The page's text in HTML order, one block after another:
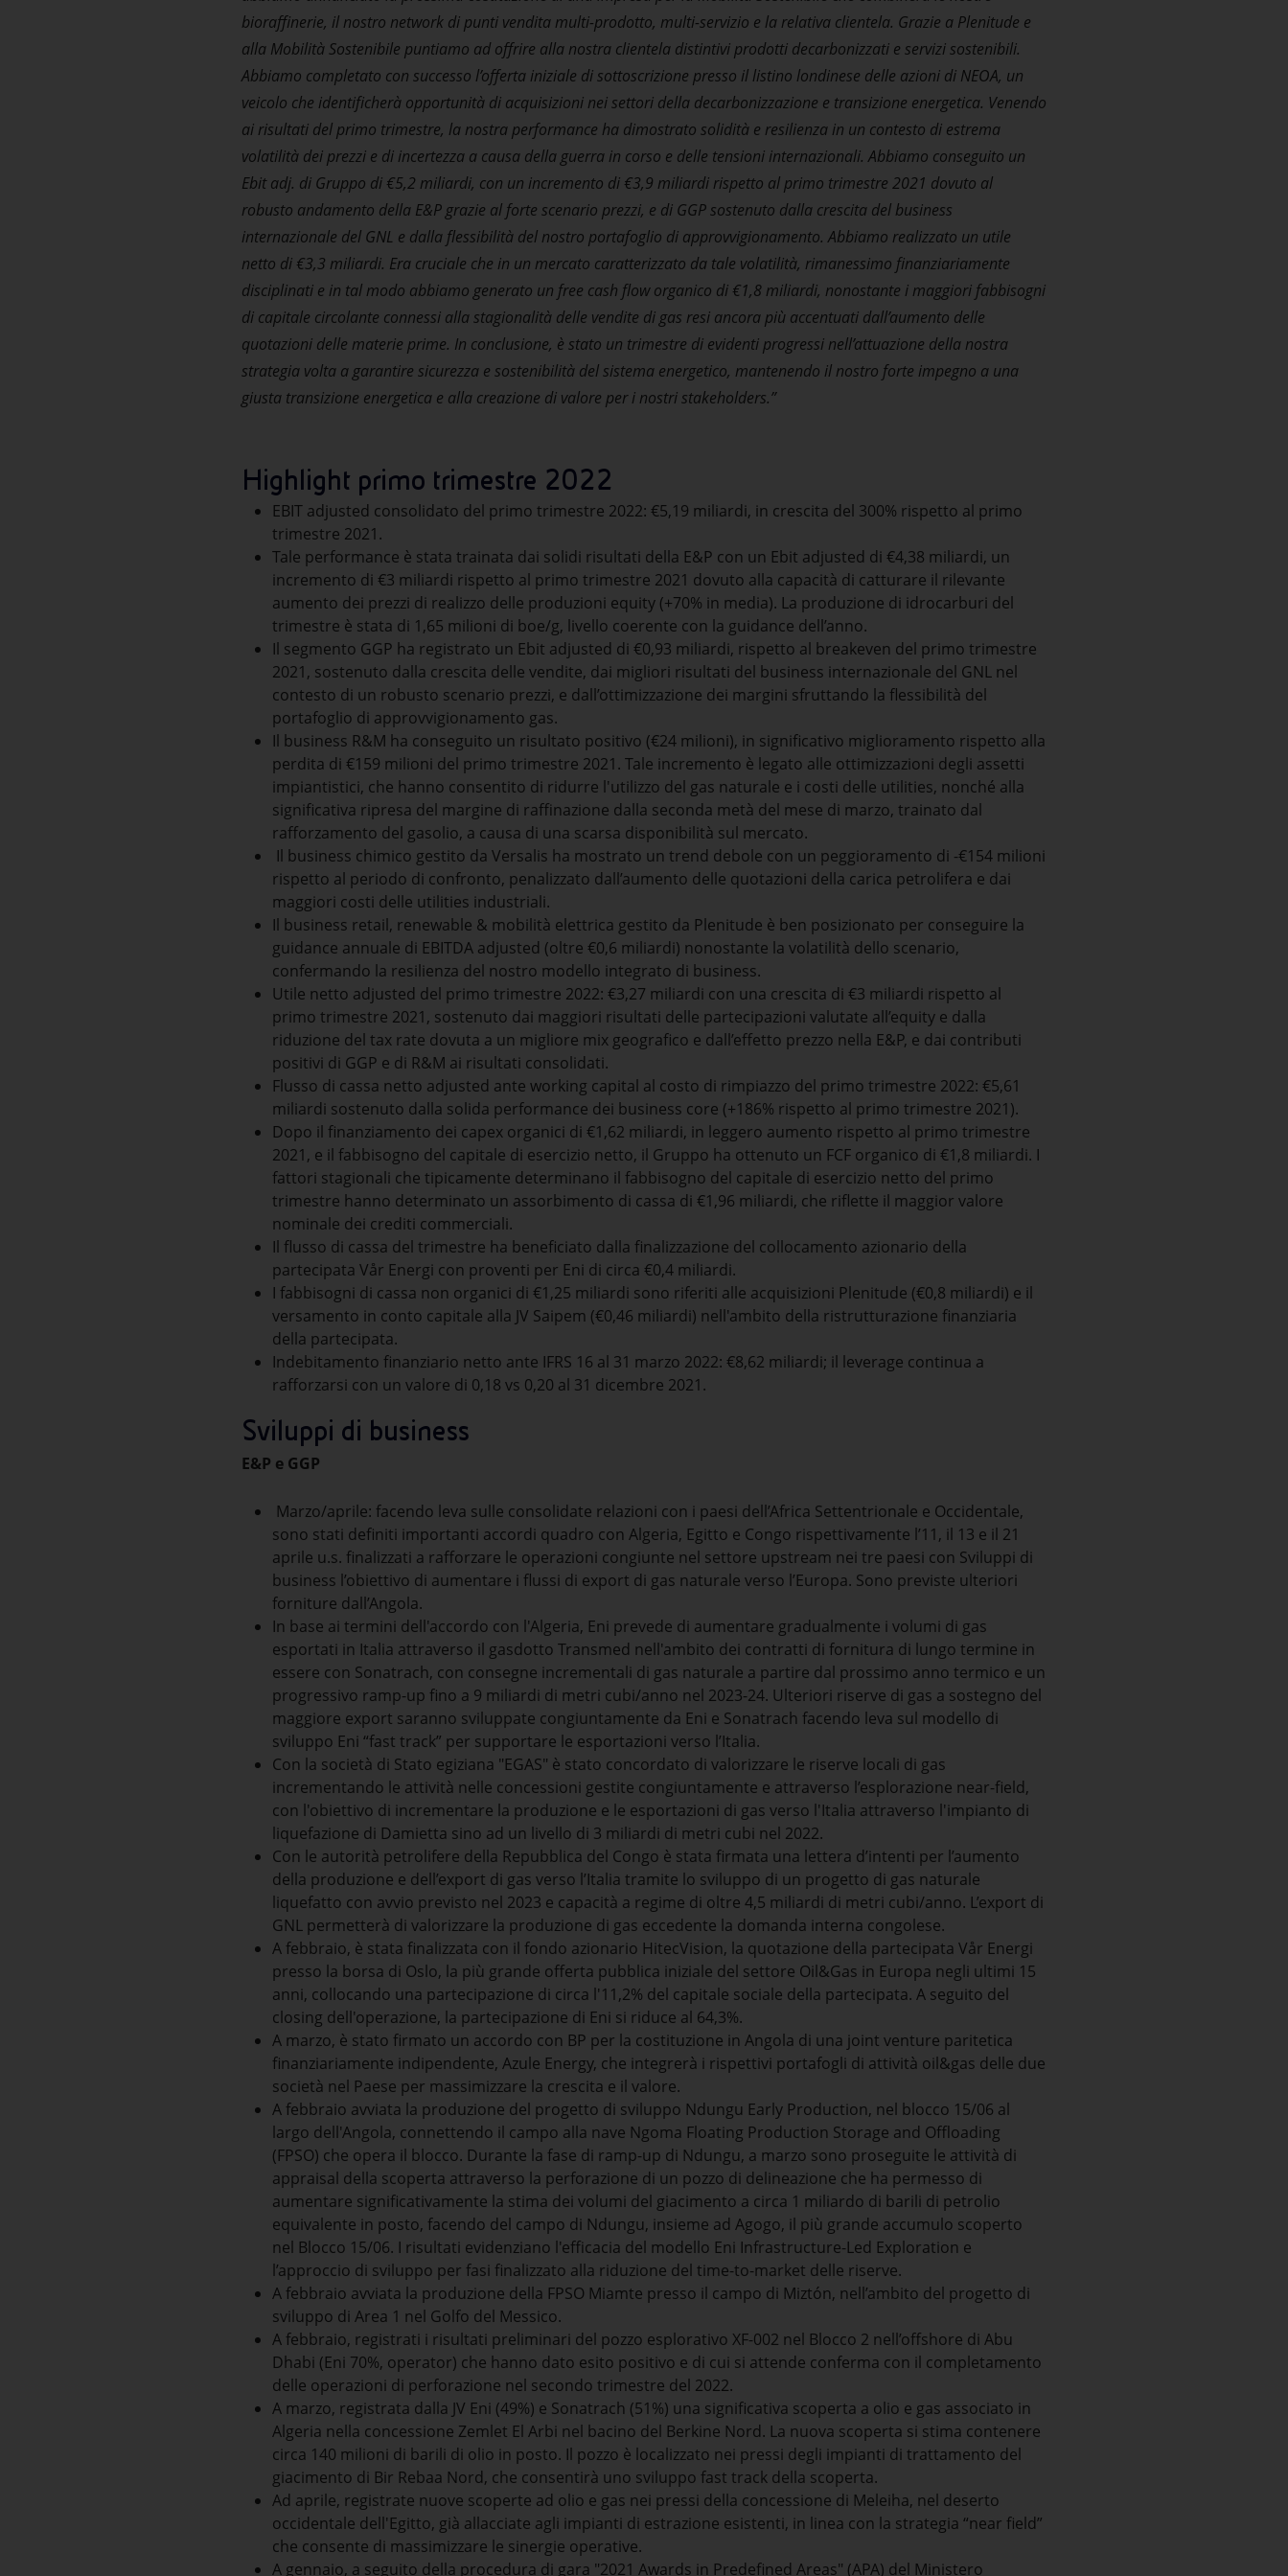
bioraffinerie, il nostro network di punti vendita multi-prodotto, multi-servizio e la relativa clientela. Grazie a Plenitude e
alla Mobilità Sostenibile puntiamo ad offrire alla nostra clientela distintivi prodotti decarbonizzati e servizi sostenibili.
Abbiamo completato con successo l’offerta iniziale di sottoscrizione presso il listino londinese delle azioni di NEOA, un
veicolo che identificherà opportunità di acquisizioni nei settori della decarbonizzazione e transizione energetica. Venendo
ai risultati del primo trimestre, la nostra performance ha dimostrato solidità e resilienza in un contesto di estrema
volatilità dei prezzi e di incertezza a causa della guerra in corso e delle tensioni internazionali. Abbiamo conseguito un
Ebit adj. di Gruppo di €5,2 miliardi, con un incremento di €3,9 miliardi rispetto al primo trimestre 2021 dovuto al
robusto andamento della E&P grazie al forte scenario prezzi, e di GGP sostenuto dalla crescita del business
internazionale del GNL e dalla flessibilità del nostro portafoglio di approvvigionamento. Abbiamo realizzato un utile
netto di €3,3 miliardi. Era cruciale che in un mercato caratterizzato da tale volatilità, rimanessimo finanziariamente
disciplinati e in tal modo abbiamo generato un free cash flow organico di €1,8 miliardi, nonostante i maggiori fabbisogni
di capitale circolante connessi alla stagionalità delle vendite di gas resi ancora più accentuati dall’aumento delle
quotazioni delle materie prime. In conclusione, è stato un trimestre di evidenti progressi nell’attuazione della nostra
strategia volta a garantire sicurezza e sostenibilità del sistema energetico, mantenendo il nostro forte impegno a una
giusta transizione energetica e alla creazione di valore per i nostri stakeholders.”
Highlight primo trimestre 2022
EBIT adjusted consolidato del primo trimestre 2022: €5,19 miliardi, in crescita del 300% rispetto al primo
trimestre 2021.
Tale performance è stata trainata dai solidi risultati della E&P con un Ebit adjusted di €4,38 miliardi, un
incremento di €3 miliardi rispetto al primo trimestre 2021 dovuto alla capacità di catturare il rilevante
aumento dei prezzi di realizzo delle produzioni equity (+70% in media). La produzione di idrocarburi del
trimestre è stata di 1,65 milioni di boe/g, livello coerente con la guidance dell’anno.
Il segmento GGP ha registrato un Ebit adjusted di €0,93 miliardi, rispetto al breakeven del primo trimestre
2021, sostenuto dalla crescita delle vendite, dai migliori risultati del business internazionale del GNL nel
contesto di un robusto scenario prezzi, e dall’ottimizzazione dei margini sfruttando la flessibilità del
portafoglio di approvvigionamento gas.
Il business R&M ha conseguito un risultato positivo (€24 milioni), in significativo miglioramento rispetto alla
perdita di €159 milioni del primo trimestre 2021. Tale incremento è legato alle ottimizzazioni degli assetti
impiantistici, che hanno consentito di ridurre l'utilizzo del gas naturale e i costi delle utilities, nonché alla
significativa ripresa del margine di raffinazione dalla seconda metà del mese di marzo, trainato dal
rafforzamento del gasolio, a causa di una scarsa disponibilità sul mercato.
Il business chimico gestito da Versalis ha mostrato un trend debole con un peggioramento di -€154 milioni
rispetto al periodo di confronto, penalizzato dall’aumento delle quotazioni della carica petrolifera e dai
maggiori costi delle utilities industriali.
Il business retail, renewable & mobilità elettrica gestito da Plenitude è ben posizionato per conseguire la
guidance annuale di EBITDA adjusted (oltre €0,6 miliardi) nonostante la volatilità dello scenario,
confermando la resilienza del nostro modello integrato di business.
Utile netto adjusted del primo trimestre 2022: €3,27 miliardi con una crescita di €3 miliardi rispetto al
primo trimestre 2021, sostenuto dai maggiori risultati delle partecipazioni valutate all’equity e dalla
riduzione del tax rate dovuta a un migliore mix geografico e dall’effetto prezzo nella E&P, e dai contributi
positivi di GGP e di R&M ai risultati consolidati.
Flusso di cassa netto adjusted ante working capital al costo di rimpiazzo del primo trimestre 2022: €5,61
miliardi sostenuto dalla solida performance dei business core (+186% rispetto al primo trimestre 2021).
Dopo il finanziamento dei capex organici di €1,62 miliardi, in leggero aumento rispetto al primo trimestre
2021, e il fabbisogno del capitale di esercizio netto, il Gruppo ha ottenuto un FCF organico di €1,8 miliardi. I
fattori stagionali che tipicamente determinano il fabbisogno del capitale di esercizio netto del primo
trimestre hanno determinato un assorbimento di cassa di €1,96 miliardi, che riflette il maggior valore
nominale dei crediti commerciali.
Il flusso di cassa del trimestre ha beneficiato dalla finalizzazione del collocamento azionario della
partecipata Vår Energi con proventi per Eni di circa €0,4 miliardi.
I fabbisogni di cassa non organici di €1,25 miliardi sono riferiti alle acquisizioni Plenitude (€0,8 miliardi) e il
versamento in conto capitale alla JV Saipem (€0,46 miliardi) nell'ambito della ristrutturazione finanziaria
della partecipata.
Indebitamento finanziario netto ante IFRS 16 al 31 marzo 2022: €8,62 miliardi; il leverage continua a
rafforzarsi con un valore di 0,18 vs 0,20 al 31 dicembre 2021.
Sviluppi di business
E&P e GGP
Marzo/aprile: facendo leva sulle consolidate relazioni con i paesi dell’Africa Settentrionale e Occidentale,
sono stati definiti importanti accordi quadro con Algeria, Egitto e Congo rispettivamente l’11, il 13 e il 21
aprile u.s. finalizzati a rafforzare le operazioni congiunte nel settore upstream nei tre paesi con Sviluppi di
business l’obiettivo di aumentare i flussi di export di gas naturale verso l’Europa. Sono previste ulteriori
forniture dall’Angola.
In base ai termini dell'accordo con l'Algeria, Eni prevede di aumentare gradualmente i volumi di gas
esportati in Italia attraverso il gasdotto Transmed nell'ambito dei contratti di fornitura di lungo termine in
essere con Sonatrach, con consegne incrementali di gas naturale a partire dal prossimo anno termico e un
progressivo ramp-up fino a 9 miliardi di metri cubi/anno nel 2023-24. Ulteriori riserve di gas a sostegno del
maggiore export saranno sviluppate congiuntamente da Eni e Sonatrach facendo leva sul modello di
sviluppo Eni “fast track” per supportare le esportazioni verso l’Italia.
Con la società di Stato egiziana "EGAS" è stato concordato di valorizzare le riserve locali di gas
incrementando le attività nelle concessioni gestite congiuntamente e attraverso l’esplorazione near-field,
con l'obiettivo di incrementare la produzione e le esportazioni di gas verso l'Italia attraverso l'impianto di
liquefazione di Damietta sino ad un livello di 3 miliardi di metri cubi nel 2022.
Con le autorità petrolifere della Repubblica del Congo è stata firmata una lettera d’intenti per l’aumento
della produzione e dell’export di gas verso l’Italia tramite lo sviluppo di un progetto di gas naturale
liquefatto con avvio previsto nel 2023 e capacità a regime di oltre 4,5 miliardi di metri cubi/anno. L’export di
GNL permetterà di valorizzare la produzione di gas eccedente la domanda interna congolese.
A febbraio, è stata finalizzata con il fondo azionario HitecVision, la quotazione della partecipata Vår Energi
presso la borsa di Oslo, la più grande offerta pubblica iniziale del settore Oil&Gas in Europa negli ultimi 15
anni, collocando una partecipazione di circa l'11,2% del capitale sociale della partecipata. A seguito del
closing dell'operazione, la partecipazione di Eni si riduce al 64,3%.
A marzo, è stato firmato un accordo con BP per la costituzione in Angola di una joint venture paritetica
finanziariamente indipendente, Azule Energy, che integrerà i rispettivi portafogli di attività oil&gas delle due
società nel Paese per massimizzare la crescita e il valore.
A febbraio avviata la produzione del progetto di sviluppo Ndungu Early Production, nel blocco 15/06 al
largo dell'Angola, connettendo il campo alla nave Ngoma Floating Production Storage and Offloading
(FPSO) che opera il blocco. Durante la fase di ramp-up di Ndungu, a marzo sono proseguite le attività di
appraisal della scoperta attraverso la perforazione di un pozzo di delineazione che ha permesso di
aumentare significativamente la stima dei volumi del giacimento a circa 1 miliardo di barili di petrolio
equivalente in posto, facendo del campo di Ndungu, insieme ad Agogo, il più grande accumulo scoperto
nel Blocco 15/06. I risultati evidenziano l'efficacia del modello Eni Infrastructure-Led Exploration e
l’approccio di sviluppo per fasi finalizzato alla riduzione del time-to-market delle riserve.
A febbraio avviata la produzione della FPSO Miamte presso il campo di Miztón, nell’ambito del progetto di
sviluppo di Area 1 nel Golfo del Messico.
A febbraio, registrati i risultati preliminari del pozzo esplorativo XF-002 nel Blocco 2 nell’offshore di Abu
Dhabi (Eni 70%, operator) che hanno dato esito positivo e di cui si attende conferma con il completamento
delle operazioni di perforazione nel secondo trimestre del 2022.
A marzo, registrata dalla JV Eni (49%) e Sonatrach (51%) una significativa scoperta a olio e gas associato in
Algeria nella concessione Zemlet El Arbi nel bacino del Berkine Nord. La nuova scoperta si stima contenere
circa 140 milioni di barili di olio in posto. Il pozzo è localizzato nei pressi degli impianti di trattamento del
giacimento di Bir Rebaa Nord, che consentirà uno sviluppo fast track della scoperta.
Ad aprile, registrate nuove scoperte ad olio e gas nei pressi della concessione di Meleiha, nel deserto
occidentale dell'Egitto, già allacciate agli impianti di estrazione esistenti, in linea con la strategia “near field”
che consente di massimizzare le sinergie operative.
A gennaio, a seguito della procedura di gara "2021 Awards in Predefined Areas" (APA) del Ministero
portion of the website may be illegal in certain jurisdictions, and only certain
categories of persons may be authorized to access this portion of the website. If you
are not authorized to access the information and document contained on this
portion of the website or you are not sure that you are permitted to view these
materials, you should leave this portion of the website.
You acknowledge that no registration or approval has been obtained and Eni
Plenitude S.p.A. Società Benefit and its affiliates assume no responsibility if there is a
violation of applicable law and regulation by any person.
By clicking the button below labeled “Yes”, you are confirming that you have read and
understood the disclaimer above.
If you cannot so confirm, you must click the button labelled “No” or otherwise exit
this portion of the website.